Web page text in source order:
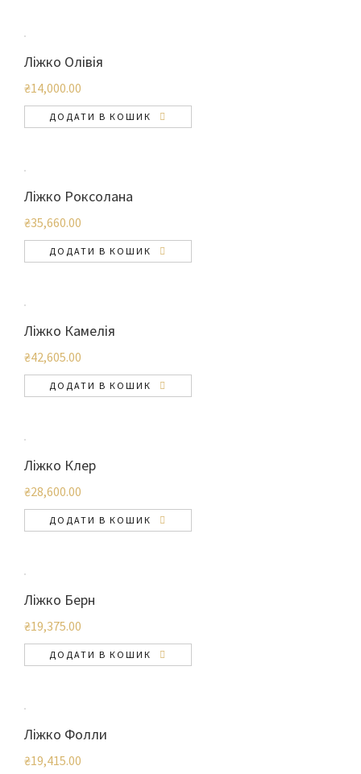
Ліжко Олівія
₴14,000.00
ДОДАТИ В КОШИК
Ліжко Роксолана
₴35,660.00
ДОДАТИ В КОШИК
Ліжко Камелія
₴42,605.00
ДОДАТИ В КОШИК
Ліжко Клер
₴28,600.00
ДОДАТИ В КОШИК
Ліжко Берн
₴19,375.00
ДОДАТИ В КОШИК
Ліжко Фолли
₴19,415.00